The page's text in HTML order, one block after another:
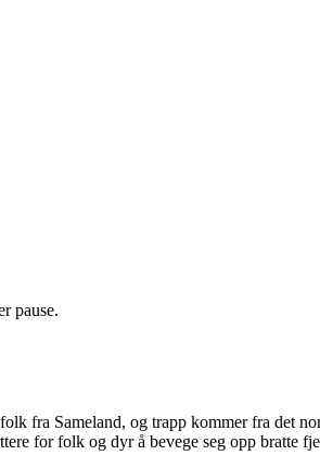
pause.
fra Sameland, og trapp kommer fra det
for folk og dyr å bevege seg opp bratte